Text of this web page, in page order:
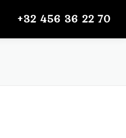
+32 456 36 22 70